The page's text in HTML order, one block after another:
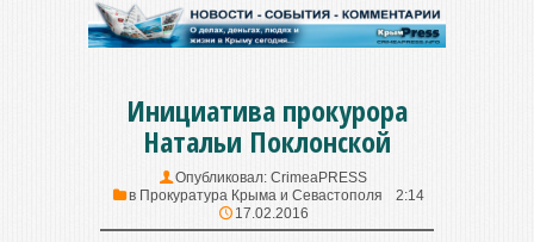
Инициатива прокурора
Натальи Поклонской
Опубликовал: CrimeaPRESS
в Прокуратура Крыма и Севастополя
2:14
17.02.2016